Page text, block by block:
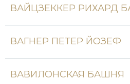
Новая история
ВАЙЦЗЕККЕР РИХАРД
ВАГНЕР ПЕТЕР ЙОЗЕФ
ВАВИЛОНСКАЯ БАШНЯ